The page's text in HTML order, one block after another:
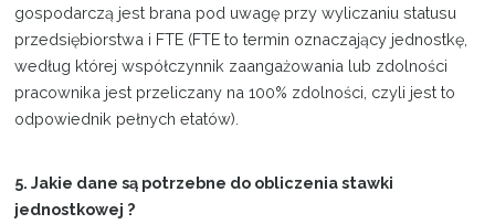
gospodarczą jest brana pod uwagę przy wyliczaniu statusu
przedsiębiorstwa i FTE (FTE to termin oznaczający jednostkę,
według której współczynnik zaangażowania lub zdolności
pracownika jest przeliczany na 100% zdolności, czyli jest to
odpowiednik pełnych etatów).
5. Jakie dane są potrzebne do obliczenia stawki
jednostkowej ?